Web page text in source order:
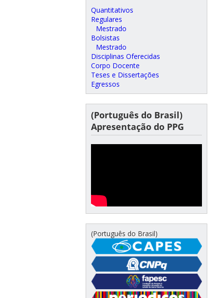
Quantitativos
Regulares
Mestrado
Bolsistas
Mestrado
Disciplinas Oferecidas
Corpo Docente
Teses e Dissertações
Egressos
(Português do Brasil)
Apresentação do PPG
(Português do Brasil)